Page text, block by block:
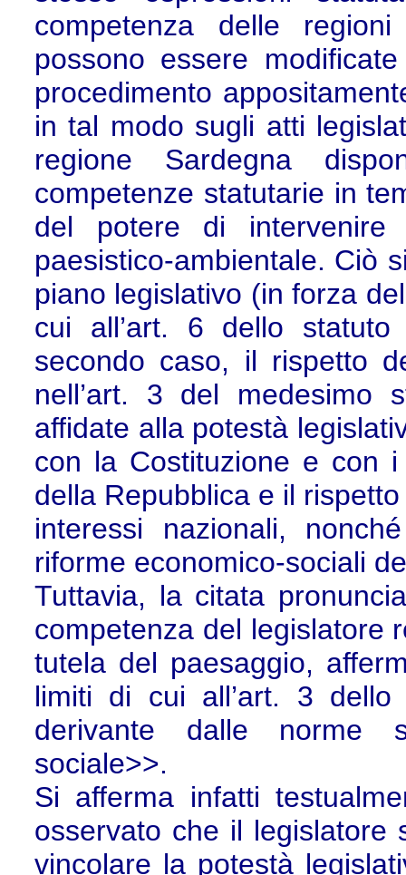
competenza delle
possono essere
procedimento
in tal modo sugli atti
regione Sardegna
competenze statutarie in
del potere di
paesistico-ambientale. Ciò
piano legislativo (in forza
cui all’art. 6 dello
secondo caso, il rispetto
nell’art. 3 del medesimo
affidate alla potestà
con la Costituzione e con i
della Repubblica e il
interessi nazionali,
riforme economico-sociali
Tuttavia, la citata
competenza del legislatore
tutela del paesaggio,
limiti di cui all’art. 3
derivante dalle norme
sociale>>.
Si afferma infatti
osservato che il legislatore
vincolare la potestà